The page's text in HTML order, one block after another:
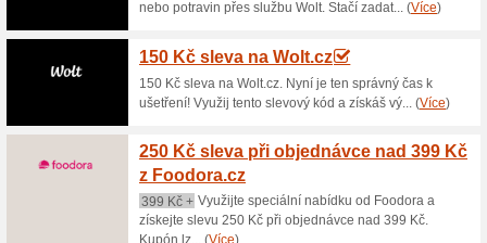
Aktuální slevy a
Ukázky kuchařek